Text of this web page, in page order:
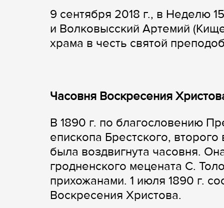
9 сентября 2018 г., в Неделю
и Волковысский Артемий
храма в честь святой
Часовня Воскресения
В 1890 г. по благословению
епископа Брестского,
была воздвигнута часовня.
гродненского мецената С.
прихожанами. 1 июля 1890 г.
Воскресения Христова.